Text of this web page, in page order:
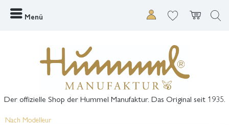
Menü
Der offizielle Shop der Hummel Manufaktur. Das Original seit 1935.
Nach Modelleur